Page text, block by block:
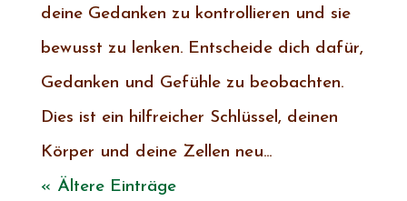
deine Gedanken zu kontrollieren und sie
bewusst zu lenken. Entscheide dich dafür,
Gedanken und Gefühle zu beobachten.
Dies ist ein hilfreicher Schlüssel, deinen
Körper und deine Zellen neu...
« Ältere Einträge